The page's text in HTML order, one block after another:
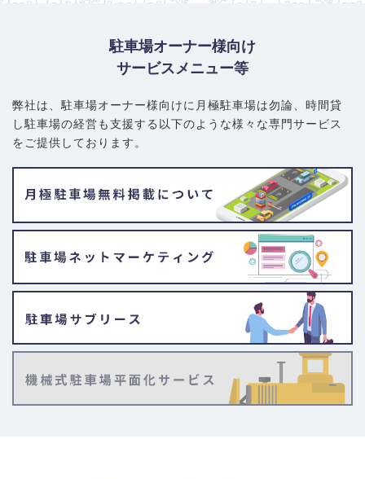
駐車場オーナー様向け
サービスメニュー等
弊社は、駐車場オーナー様向けに月極駐車場は勿論、 時間貸
し駐車場の経営も支援する以下のような様々な専門サービス
をご提供しております。